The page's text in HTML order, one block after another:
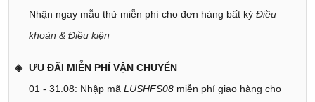
Nhận ngay mẫu thử miễn phí cho đơn hàng bất kỳ Điều
khoản & Điều kiện
ƯU ĐÃI MIỄN PHÍ VẬN CHUYỂN
01 - 31.08: Nhập mã LUSHFS08 miễn phí giao hàng cho